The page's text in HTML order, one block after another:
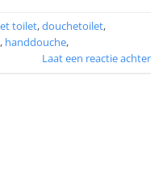
toilet,douchetoilet,
, handdouche,
Laat een reactie achter